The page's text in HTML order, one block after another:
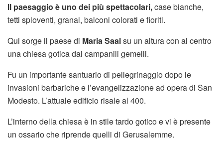
Il paesaggio è uno dei più spettacolari,case bianche,
tetti spioventi, granai, balconi colorati e fioriti.
Qui sorge il paese di Maria Saalsu un altura con al centro
una chiesa gotica dai campanili gemelli.
Fu un importante santuario di pellegrinaggio dopo le
invasioni barbariche e l’evangelizzazione ad opera di San
Modesto. L’attuale edificio risale al 400.
L’interno della chiesa è in stile tardo gotico e vi è presente
un ossario che riprende quelli di Gerusalemme.